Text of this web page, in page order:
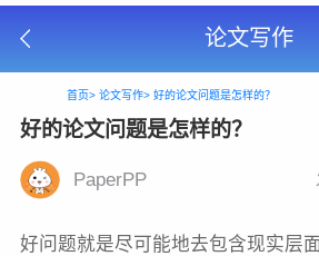
论文写作
首页> 论文写作> 好的论文问题是怎样的？
好的论文问题是怎样的？
PaperPP
好问题就是尽可能地去包含现实层